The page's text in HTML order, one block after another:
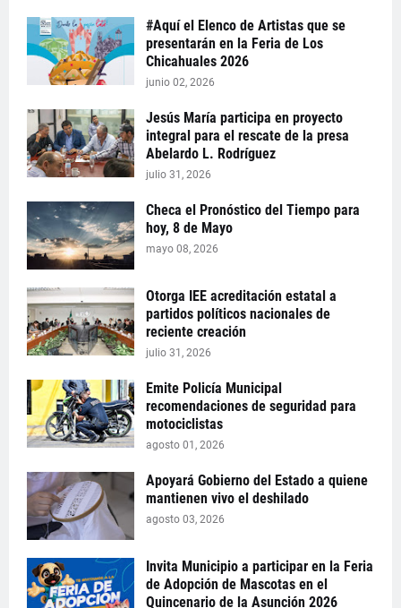
#Aquí el Elenco de Artistas que se
presentarán en la Feria de Los
Chicahuales 2026
junio 02, 2026
Jesús María participa en proyecto
integral para el rescate de la presa
Abelardo L. Rodríguez
julio 31, 2026
Checa el Pronóstico del Tiempo para
hoy, 8 de Mayo
mayo 08, 2026
Otorga IEE acreditación estatal a
partidos políticos nacionales de
reciente creación
julio 31, 2026
Emite Policía Municipal
recomendaciones de seguridad para
motociclistas
agosto 01, 2026
Apoyará Gobierno del Estado a quiene
mantienen vivo el deshilado
agosto 03, 2026
Invita Municipio a participar en la Feria
de Adopción de Mascotas en el
Quincenario de la Asunción 2026